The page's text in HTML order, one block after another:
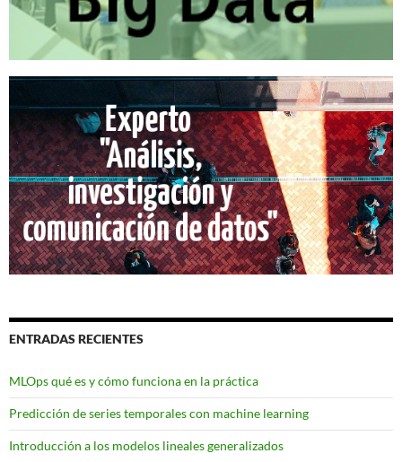
ENTRADAS RECIENTES
MLOps qué es y cómo funciona en la práctica
Predicción de series temporales con machine learning
Introducción a los modelos lineales generalizados